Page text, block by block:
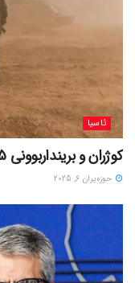
ئاسیا
کوژران و برینداربوونی 15 سەربازی زایۆنیست لە باشوری غەززە
حوزه‌یران 6, 2025